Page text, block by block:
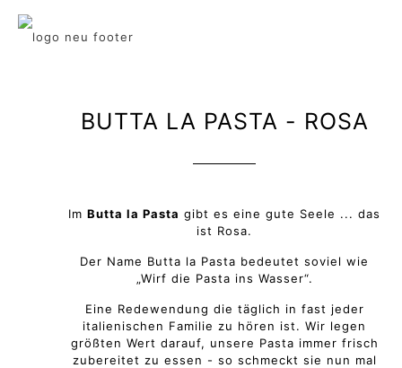
BUTTA LA PASTA - ROSA
Im Butta la Pasta gibt es eine gute Seele ... das
ist Rosa.
Der Name Butta la Pasta bedeutet soviel wie
„Wirf die Pasta ins Wasser“.
Eine Redewendung die täglich in fast jeder
italienischen Familie zu hören ist. Wir legen
größten Wert darauf, unsere Pasta immer frisch
zubereitet zu essen - so schmeckt sie nun mal